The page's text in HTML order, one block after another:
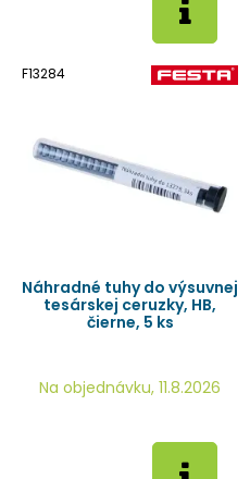
F13284
Náhradné tuhy do výsuvnej
tesárskej ceruzky, HB,
čierne, 5 ks
Na objednávku, 11.8.2026